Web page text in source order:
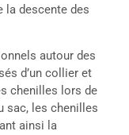
la descente des
autour des
d’un collier et
chenilles lors de
sac, les chenilles
ainsi la